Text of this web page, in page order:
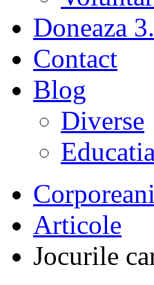
Doneaza
Contact
Blog
Diverse
Articole
Jocurile